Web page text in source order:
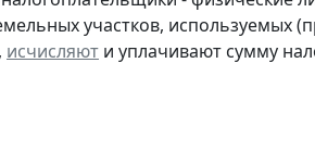
участков, используемых
исчисляют и уплачивают сумму